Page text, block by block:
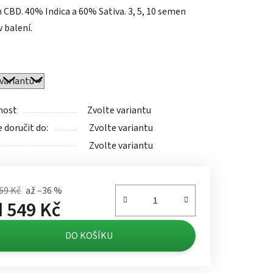
40% Indica a 60% Sativa. 3, 5, 10 semen
balení.
Zvolte variantu
doručit do:
Zvolte variantu
Zvolte variantu
Kč až –36 %
549 Kč
cena: DO KOŠÍKU